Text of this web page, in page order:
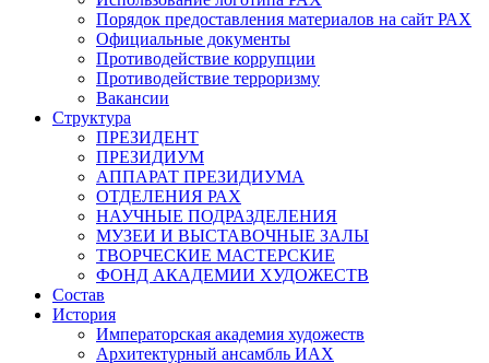
Порядок предоставления материалов на сайт РАХ
Официальные документы
Противодействие коррупции
Противодействие терроризму
Вакансии
Структура
ПРЕЗИДЕНТ
ПРЕЗИДИУМ
АППАРАТ ПРЕЗИДИУМА
ОТДЕЛЕНИЯ РАХ
НАУЧНЫЕ ПОДРАЗДЕЛЕНИЯ
МУЗЕИ И ВЫСТАВОЧНЫЕ ЗАЛЫ
ТВОРЧЕСКИЕ МАСТЕРСКИЕ
ФОНД АКАДЕМИИ ХУДОЖЕСТВ
Состав
История
Императорская академия художеств
Архитектурный ансамбль ИАХ